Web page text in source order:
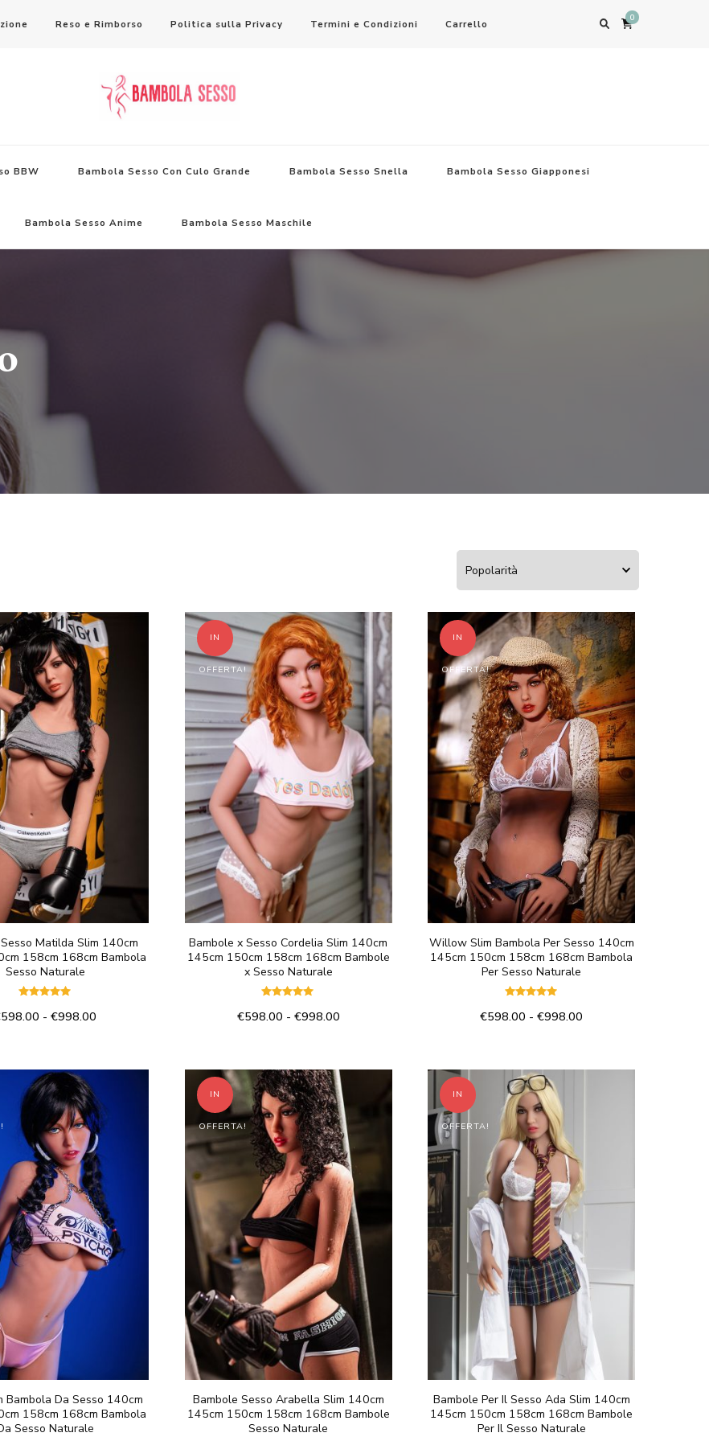
Reso e Rimborso Politica sulla Privacy Termini e Condizioni Carrello 0
BBW Bambola Sesso Con Culo Grande Bambola Sesso Snella Bambola Sesso Giapponesi
Bambola Sesso Anime Bambola Sesso Maschile
Matilda Slim 140cm
158cm 168cm Bambola
Sesso Naturale
5.00
598.00 - €998.00
da
a
€998.00
ha
più
varianti.
Le
opzioni
possono
essere
scelte
nella
pagina
del
prodotto
IN
OFFERTA!
Bambole x Sesso Cordelia Slim 140cm
145cm 150cm 158cm 168cm Bambole
x Sesso Naturale
5.00
€598.00 - €998.00Fascia
da
€598.00
a
€998.00
ha
più
varianti.
Le
opzioni
possono
essere
scelte
nella
pagina
del
prodotto
IN
OFFERTA!
Willow Slim Bambola Per Sesso 140cm
145cm 150cm 158cm 168cm Bambola
Per Sesso Naturale
5.00
€598.00 - €998.00
da
ha
più
varianti.
Le
opzioni
possono
essere
scelte
nella
pagina
del
prodotto
Bambola Da Sesso 140cm
158cm 168cm Bambola
Sesso Naturale
IN
OFFERTA!
Bambole Sesso Arabella Slim 140cm
145cm 150cm 158cm 168cm Bambole
Sesso Naturale
IN
OFFERTA!
Bambole Per Il Sesso Ada Slim 140cm
145cm 150cm 158cm 168cm Bambole
Per Il Sesso Naturale